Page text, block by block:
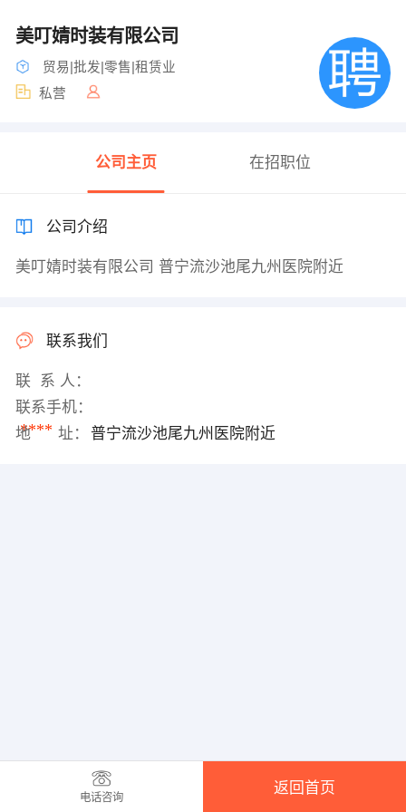
美叮婧时装有限公司
贸易|批发|零售|租赁业
私营
公司主页 在招职位
公司介绍
美叮婧时装有限公司 普宁流沙池尾九州医院附近
联系我们
联 系 人：
联系手机：
****
地 址： 普宁流沙池尾九州医院附近
电话咨询
返回首页